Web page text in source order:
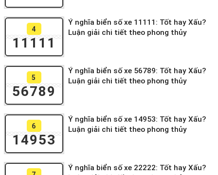
4
11111
Ý nghĩa biển số xe 11111: Tốt hay Xấu?
Luận giải chi tiết theo phong thủy
5
56789
Ý nghĩa biển số xe 56789: Tốt hay Xấu?
Luận giải chi tiết theo phong thủy
6
14953
Ý nghĩa biển số xe 14953: Tốt hay Xấu?
Luận giải chi tiết theo phong thủy
Ý nghĩa biển số xe 22222: Tốt hay Xấu?